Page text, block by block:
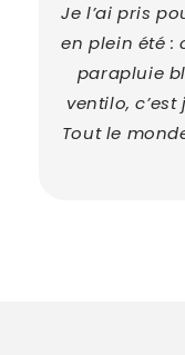
Je l’ai pris
en plein été :
parapluie
ventilo,
Tout le